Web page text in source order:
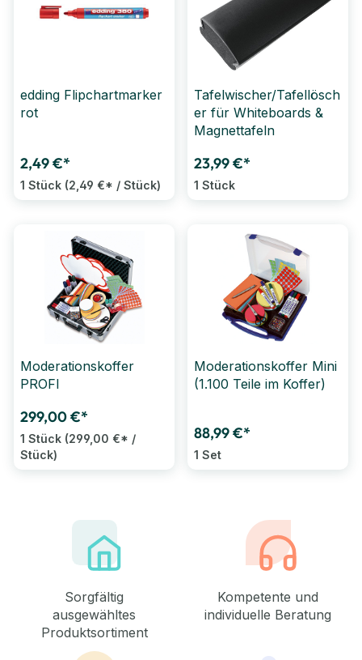
edding Flipchartmarker
rot
2,49 €*
1 Stück (2,49 €* / Stück)
Tafelwischer/Tafellösch
er für Whiteboards &
Magnettafeln
23,99 €*
1 Stück
Moderationskoffer
PROFI
299,00 €*
1 Stück (299,00 €* /
Stück)
Moderationskoffer Mini
(1.100 Teile im Koffer)
88,99 €*
1 Set
Sorgfältig
ausgewähltes
Produktsortiment
Kompetente und
individuelle Beratung